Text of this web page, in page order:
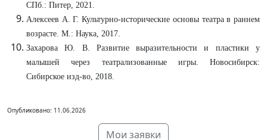
СПб.: Питер, 2021.
Алексеев А. Г. Культурно-исторические основы театра в раннем
возрасте. М.: Наука, 2017.
Захарова Ю. В. Развитие выразительности и пластики у
малышей через театрализованные игры. Новосибирск:
Сибирское изд-во, 2018.
Опубликовано: 11.06.2026
Мои заявки